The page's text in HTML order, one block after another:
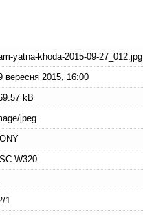
yatna-khoda-2015-09-27_012.jpg
вересня 2015, 16:00
kB
jpeg
W320
1